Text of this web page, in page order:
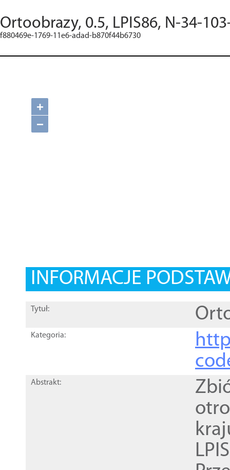
Ortoobrazy, 0.5, LPIS86, N-34-
f880469e-1769-11e6-adad-b870f44b6730
+
−
INFORMACJE
Tytuł:
Kategoria:
Abstrakt: